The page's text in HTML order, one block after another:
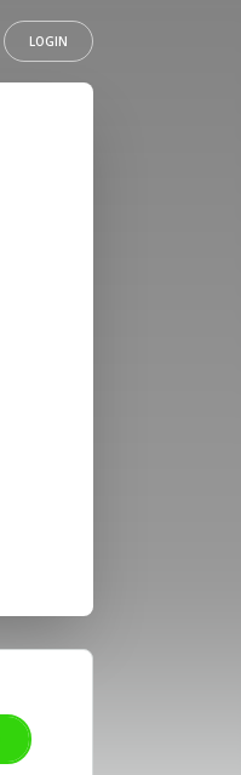
LOGIN